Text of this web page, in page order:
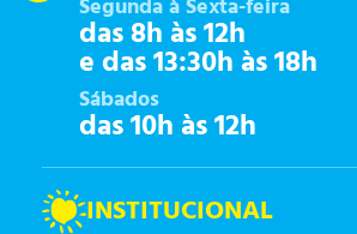
Segunda à Sexta-feira
das 8h às 12h
e das 13:30h às 18h
Sábados
das 10h às 12h
INSTITUCIONAL